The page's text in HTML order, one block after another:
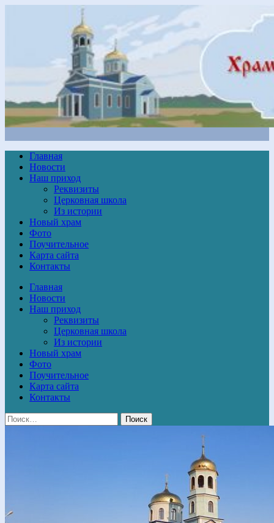
Главная
Новости
Наш приход
Реквизиты
Церковная школа
Из истории
Новый храм
Фото
Поучительное
Карта сайта
Контакты
Главная
Новости
Наш приход
Реквизиты
Церковная школа
Из истории
Новый храм
Фото
Поучительное
Карта сайта
Контакты